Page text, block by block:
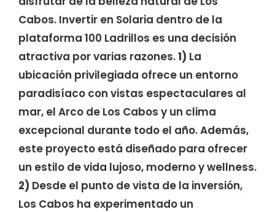
Cabos. Invertir en Solaria dentro de la
plataforma 100 Ladrillos es una decisión
atractiva por varias razones.1) La
ubicación privilegiada ofrece un entorno
paradisíaco con vistas espectaculares al
mar, el Arco de Los Cabos y un clima
excepcional durante todo el año. Además,
este proyecto está diseñado para ofrecer
un estilo de vida lujoso, moderno y wellness.
2) Desde el punto de vista de la inversión,
Los Cabos ha experimentado un